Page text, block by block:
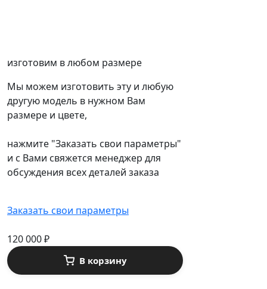
изготовим в любом размере
Мы можем изготовить эту и любую
другую модель в нужном Вам
размере и цвете,
нажмите "Заказать свои параметры"
и с Вами свяжется менеджер для
обсуждения всех деталей заказа
Заказать свои параметры
120 000₽
В корзину